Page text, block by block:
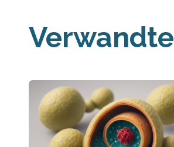
Verwandte